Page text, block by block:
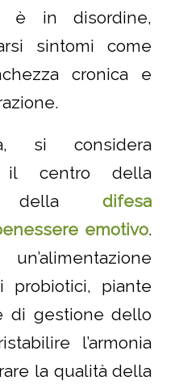
è in disordine,
sintomi come
cronica e
si considera
il centro della
difesa
emotivo.
probiotici, piante
di gestione dello
l’armonia
la qualità della